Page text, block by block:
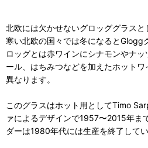
北欧には欠かせないグロッググラスと
寒い北欧の国々では冬になるとGlogg
ロッグとは赤ワインにシナモンやナ
ール、はちみつなどを加えたホット
異なります。
このグラスはホット用としてTimo
ァによるデザインで1957〜2015年ま
ダーは1980年代には生産を終了してい